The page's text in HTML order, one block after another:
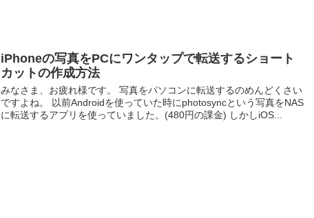
iPhoneの写真をPCにワンタップで転送するショート
カットの作成方法
みなさま、お疲れ様です。 写真をパソコンに転送するのめんどくさい
ですよね。 以前Androidを使っていた時にphotosyncという写真をNAS
に転送するアプリを使っていました。(480円の課金) しかしiOS...